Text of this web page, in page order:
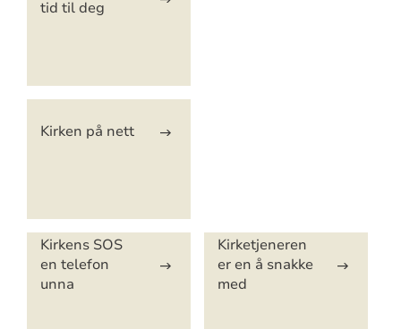
tid til deg
Kirken på nett
Kirkens SOS
en telefon
unna
Kirketjeneren
er en å snakke
med